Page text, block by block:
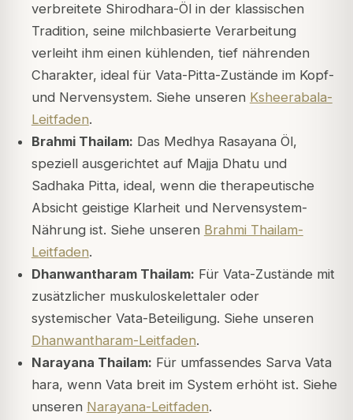
verbreitete Shirodhara-Öl in der klassischen
Tradition, seine milchbasierte Verarbeitung
verleiht ihm einen kühlenden, tief nährenden
Charakter, ideal für Vata-Pitta-Zustände im Kopf-
und Nervensystem. Siehe unseren Ksheerabala-
Leitfaden.
Brahmi Thailam: Das Medhya Rasayana Öl,
speziell ausgerichtet auf Majja Dhatu und
Sadhaka Pitta, ideal, wenn die therapeutische
Absicht geistige Klarheit und Nervensystem-
Nährung ist. Siehe unseren Brahmi Thailam-
Leitfaden.
Dhanwantharam Thailam: Für Vata-Zustände mit
zusätzlicher muskuloskelettaler oder
systemischer Vata-Beteiligung. Siehe unseren
Dhanwantharam-Leitfaden.
Narayana Thailam: Für umfassendes Sarva Vata
hara, wenn Vata breit im System erhöht ist. Siehe
unseren Narayana-Leitfaden.